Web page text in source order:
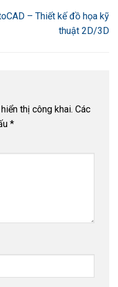
– Thiết kế đồ họa kỹ
thuật 2D/3D
thị công khai. Các
*